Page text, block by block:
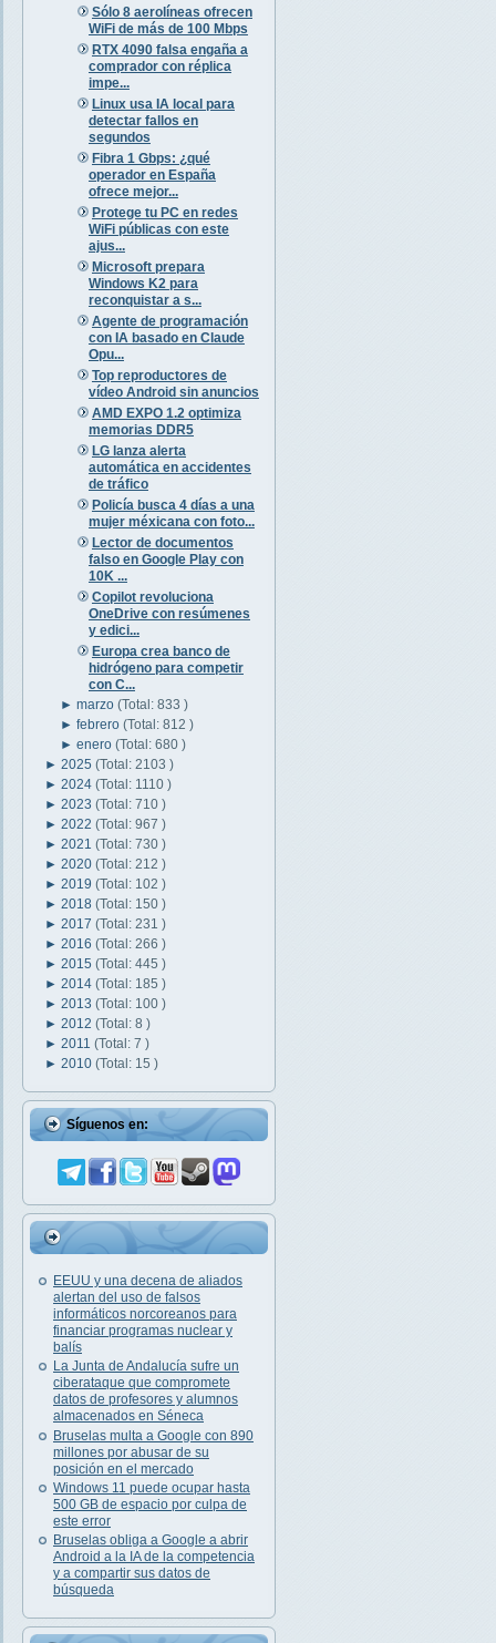
Sólo 8 aerolíneas ofrecen
WiFi de más de 100 Mbps
RTX 4090 falsa engaña a
comprador con réplica
impe...
Linux usa IA local para
detectar fallos en
segundos
Fibra 1 Gbps: ¿qué
operador en España
ofrece mejor...
Protege tu PC en redes
WiFi públicas con este
ajus...
Microsoft prepara
Windows K2 para
reconquistar a s...
Agente de programación
con IA basado en Claude
Opu...
Top reproductores de
vídeo Android sin anuncios
AMD EXPO 1.2 optimiza
memorias DDR5
LG lanza alerta
automática en accidentes
de tráfico
Policía busca 4 días a una
mujer méxicana con foto...
Lector de documentos
falso en Google Play con
10K ...
Copilot revoluciona
OneDrive con resúmenes
y edici...
Europa crea banco de
hidrógeno para competir
con C...
►marzo(Total: 833 )
►febrero(Total: 812 )
►enero(Total: 680 )
► 2025 (Total: 2103 )
► 2024 (Total: 1110 )
► 2023 (Total: 710 )
► 2022 (Total: 967 )
► 2021 (Total: 730 )
► 2020 (Total: 212 )
► 2019 (Total: 102 )
► 2018 (Total: 150 )
► 2017 (Total: 231 )
► 2016 (Total: 266 )
► 2015 (Total: 445 )
► 2014 (Total: 185 )
► 2013 (Total: 100 )
► 2012 (Total: 8 )
► 2011 (Total: 7 )
► 2010 (Total: 15 )
Síguenos en:
EEUU y una decena de aliados
alertan del uso de falsos
informáticos norcoreanos para
financiar programas nuclear y
balís
La Junta de Andalucía sufre un
ciberataque que compromete
datos de profesores y alumnos
almacenados en Séneca
Bruselas multa a Google con 890
millones por abusar de su
posición en el mercado
Windows 11 puede ocupar hasta
500 GB de espacio por culpa de
este error
Bruselas obliga a Google a abrir
Android a la IA de la competencia
y a compartir sus datos de
búsqueda